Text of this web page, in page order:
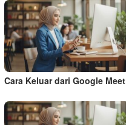
Cara Keluar dari Google Meet